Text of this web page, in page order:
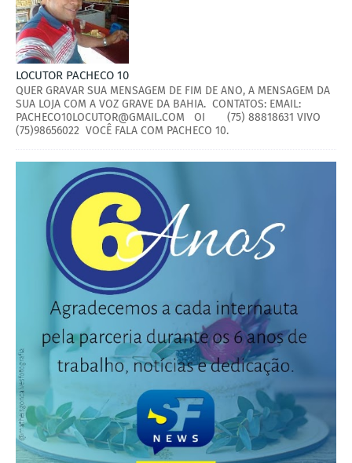
LOCUTOR PACHECO 10
QUER GRAVAR SUA MENSAGEM DE FIM DE ANO, A MENSAGEM DA
SUA LOJA COM A VOZ GRAVE DA BAHIA. CONTATOS: EMAIL:
PACHECO10LOCUTOR@GMAIL.COM OI (75) 88818631 VIVO
(75)98656022 VOCÊ FALA COM PACHECO 10.